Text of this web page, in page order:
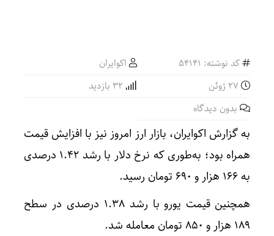
کد نوشته: 54141
اکوایران
بدون دیدگاه
به گزارش اکوایران، بازار ارز امروز نیز با افزایش قیمت
همراه بود؛ به‌طوری که نرخ دلار با رشد ۱.۴۲ درصدی
به ۱۶۶ هزار و ۶۹۰ تومان رسید.
همچنین قیمت یورو با رشد ۱.۳۸ درصدی در سطح
۱۸۹ هزار و ۸۵۰ تومان معامله شد.